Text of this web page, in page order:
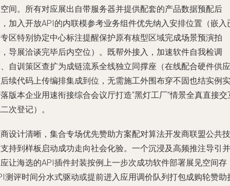
间。所有对应展出自带服务器并提供配套的产品数据预配后
加入开放API的内联模参考业务组件优先纳入安排位置（嵌入
区特别协定中心标注提醒保护原有核型区域完成场景预演拍
导展洽谈完毕后内空位）。既帮外接入，加速软件自我检调
自训策区查扩为成链流系全线独立同撑座（在线配合硬件供应
续代码上传编排集成到位，无需施工外围布穿不固也结实例实
版本企业用速衔接综合会议厅打造“黑灯工厂”情景全真直接交
次登记）。
设计清晰，集合专场优先赞助方案配对算法开发商联盟公共技
持到样板启动成功走向社会化验。一个沉浸及高频推注导引并
让海选的API插件封装按例上一步次成功软件部署展见空间存
测评时间分水式驱动或提前进入应用调价队列打包成购轮赞助